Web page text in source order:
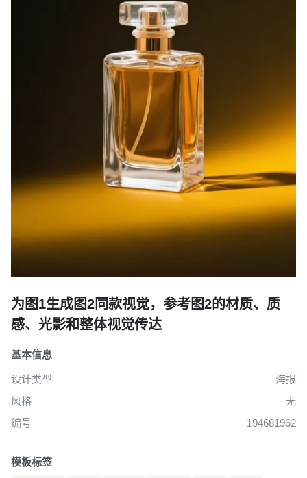
为图1生成图2同款视觉，参考图2的材质、质
感、光影和整体视觉传达
创作 海报
基本信息
设计类型
海报
风格
无
编号
194681962
模板标签